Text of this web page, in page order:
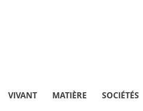
VIVANT MATIÈRE SOCIÉTÉS